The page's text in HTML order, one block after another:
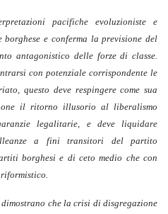
pacifiche evoluzioniste e
e conferma la previsione del
antagonistico delle forze di classe.
con potenziale corrispondente le
questo deve respingere come sua
il ritorno illusorio al liberalismo
legalitarie, e deve liquidare
a fini transitori del partito
borghesi e di ceto medio che con
che la crisi di disgregazione